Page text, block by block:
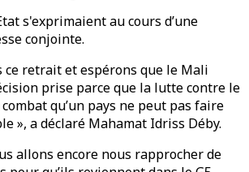
s'exprimaient au cours d’une
conjointe.
ce retrait et espérons que le Mali
prise parce que la lutte contre le
qu’un pays ne peut pas faire
», a déclaré Mahamat Idriss Déby.
allons encore nous rapprocher de